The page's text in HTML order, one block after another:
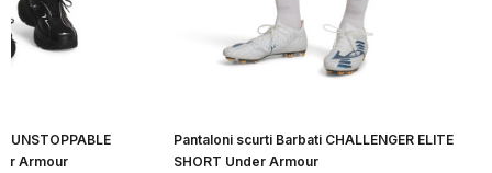
UNSTOPPABLE
Armour
Pantaloni scurti Barbati CHALLENGER ELITE
SHORT Under Armour